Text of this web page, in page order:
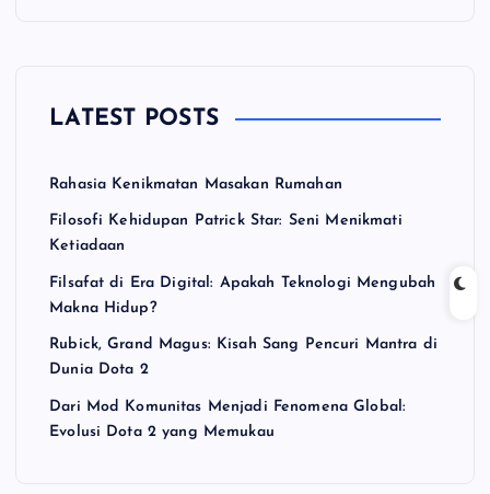
LATEST POSTS
Rahasia Kenikmatan Masakan Rumahan
Filosofi Kehidupan Patrick Star: Seni Menikmati
Ketiadaan
Filsafat di Era Digital: Apakah Teknologi Mengubah
Makna Hidup?
Rubick, Grand Magus: Kisah Sang Pencuri Mantra di
Dunia Dota 2
Dari Mod Komunitas Menjadi Fenomena Global:
Evolusi Dota 2 yang Memukau